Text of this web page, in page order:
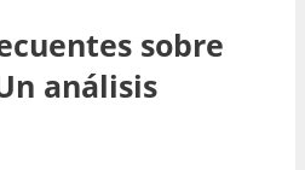
sobre
análisis